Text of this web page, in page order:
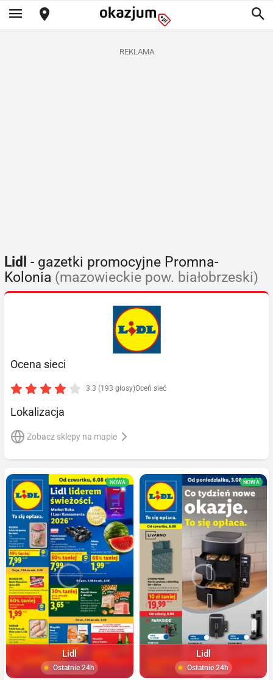
REKLAMA
Lidl - gazetki promocyjne Promna-
Kolonia (mazowieckie pow. białobrzeski)
Ocena sieci
3.3 (193 głosy)Oceń sieć
Lokalizacja
Zobacz sklepy na mapie
NOWA
Lidl
Ostatnie 24h
NOWA
Lidl
Ostatnie 24h